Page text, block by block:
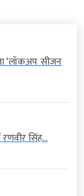
‘लॉकअप सीजन
सिंह...